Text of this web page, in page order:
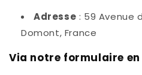
Adresse : 59 Avenue
Domont, France
Via notre formulaire